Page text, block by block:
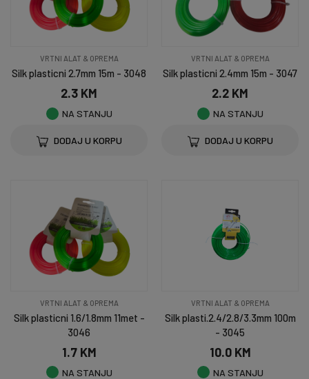
VRTNI ALAT & OPREMA
Silk plasticni 2.7mm 15m - 3048
2.3 KM
NA STANJU
DODAJ U KORPU
VRTNI ALAT & OPREMA
Silk plasticni 2.4mm 15m - 3047
2.2 KM
NA STANJU
DODAJ U KORPU
VRTNI ALAT & OPREMA
Silk plasticni 1.6/1.8mm 11met -
3046
1.7 KM
NA STANJU
VRTNI ALAT & OPREMA
Silk plasti.2.4/2.8/3.3mm 100m
- 3045
10.0 KM
NA STANJU